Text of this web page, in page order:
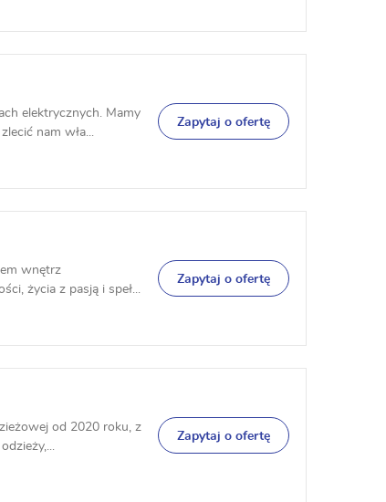
elektrycznych. Mamy
nam wła...
Zapytaj o ofertę
wnętrz
życia z pasją i speł...
Zapytaj o ofertę
od 2020 roku, z
Zapytaj o ofertę